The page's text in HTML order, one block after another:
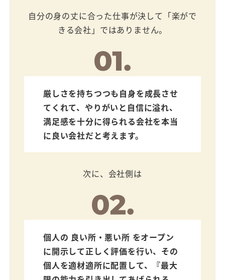
自分の身の丈に合った仕事が決して「楽がで
きる会社」ではありません。
厳しさを持ちつつも自身を成長させ
てくれて、やりがいと自信に溢れ、
満足感を十分に得られる会社を本当
に良い会社だと考えます。
次に、会社側は
個人の 良い所・悪い所 をオープン
に開示して正しく評価を行い、その
個人を適材適所に配置して、『最大